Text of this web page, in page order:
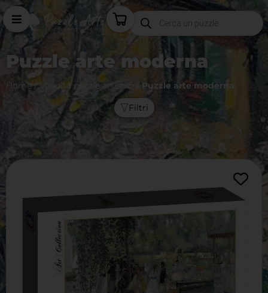
Puzzle arte moderna
Home/Vendita puzzle artistici Puzzle arte moderna
Filtri